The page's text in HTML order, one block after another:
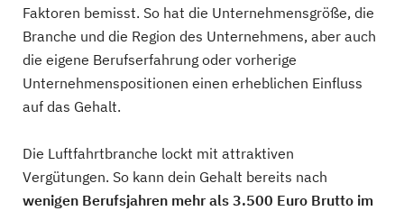
Faktoren bemisst. So hat die Unternehmensgröße, die
Branche und die Region des Unternehmens, aber auch
die eigene Berufserfahrung oder vorherige
Unternehmenspositionen einen erheblichen Einfluss
auf das Gehalt.
Die Luftfahrtbranche lockt mit attraktiven
Vergütungen. So kann dein Gehalt bereits nach
wenigen Berufsjahren mehr als 3.500 Euro Brutto im